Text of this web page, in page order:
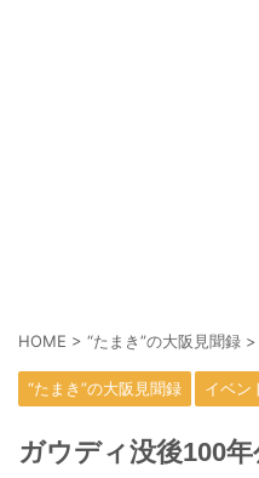
HOME > “たまき”の大阪見聞録 >
“たまき”の大阪見聞録 イベン
ガウディ没後100